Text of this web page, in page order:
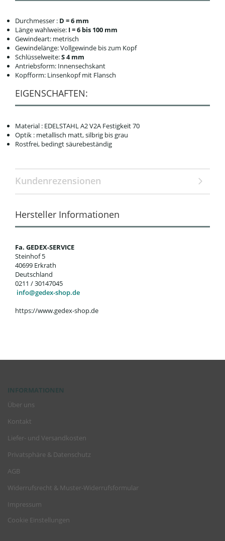
Durchmesser : D = 6 mm
Länge wahlweise: I = 6 bis 100 mm
Gewindeart: metrisch
Gewindelänge: Vollgewinde bis zum Kopf
Schlüsselweite:S 4 mm
Antriebsform: Innensechskant
Kopfform: Linsenkopf mit Flansch
EIGENSCHAFTEN:
Material : EDELSTAHL A2 V2A Festigkeit 70
Optik : metallisch matt, silbrig bis grau
Rostfrei, bedingt säurebeständig
Kundenrezensionen
Hersteller Informationen
Fa. GEDEX-SERVICE
Steinhof 5
40699 Erkrath
Deutschland
0211 / 30147045
info@gedex-shop.de
https://www.gedex-shop.de
INFORMATIONEN
Über uns
Kontakt
Liefer- und Versandkosten
Privatsphäre & Datenschutz
AGB
Widerrufsrecht & Muster-Widerrufsformular
Impressum
Cookie Einstellungen